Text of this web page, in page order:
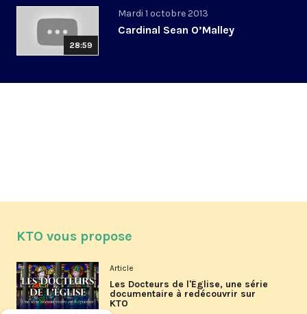
28:59
Mardi 1 octobre 2013
Cardinal Sean O’Malley
KTO vous propose
Article
Les Docteurs de l'Église, une série
documentaire à redécouvrir sur
KTO